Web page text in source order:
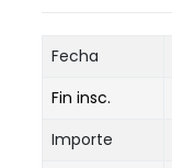
Fecha
Fin insc.
Importe